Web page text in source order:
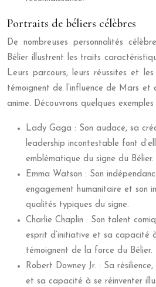
Portraits de béliers célèbres
De nombreuses personnalités
Bélier illustrent les traits
Leurs parcours, leurs réussites et
témoignent de l’influence de Mars et
anime. Découvrons quelques exemples
Lady Gaga : Son audace, sa
leadership incontestable font
emblématique du signe du Bélier.
Emma Watson : Son
engagement humanitaire et son
qualités typiques du signe.
Charlie Chaplin : Son talent
esprit d’initiative et sa capacité
témoignent de la force du Bélier.
Robert Downey Jr. : Sa
et sa capacité à se réinventer